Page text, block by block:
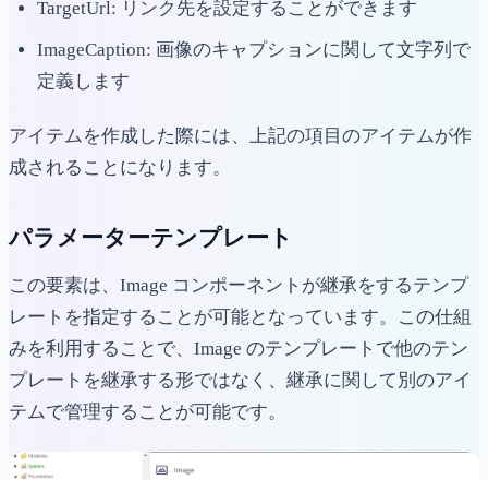
TargetUrl: リンク先を設定することができます
ImageCaption: 画像のキャプションに関して文字列で
定義します
アイテムを作成した際には、上記の項目のアイテムが作
成されることになります。
パラメーターテンプレート
この要素は、Image コンポーネントが継承をするテンプ
レートを指定することが可能となっています。この仕組
みを利用することで、Image のテンプレートで他のテン
プレートを継承する形ではなく、継承に関して別のアイ
テムで管理することが可能です。